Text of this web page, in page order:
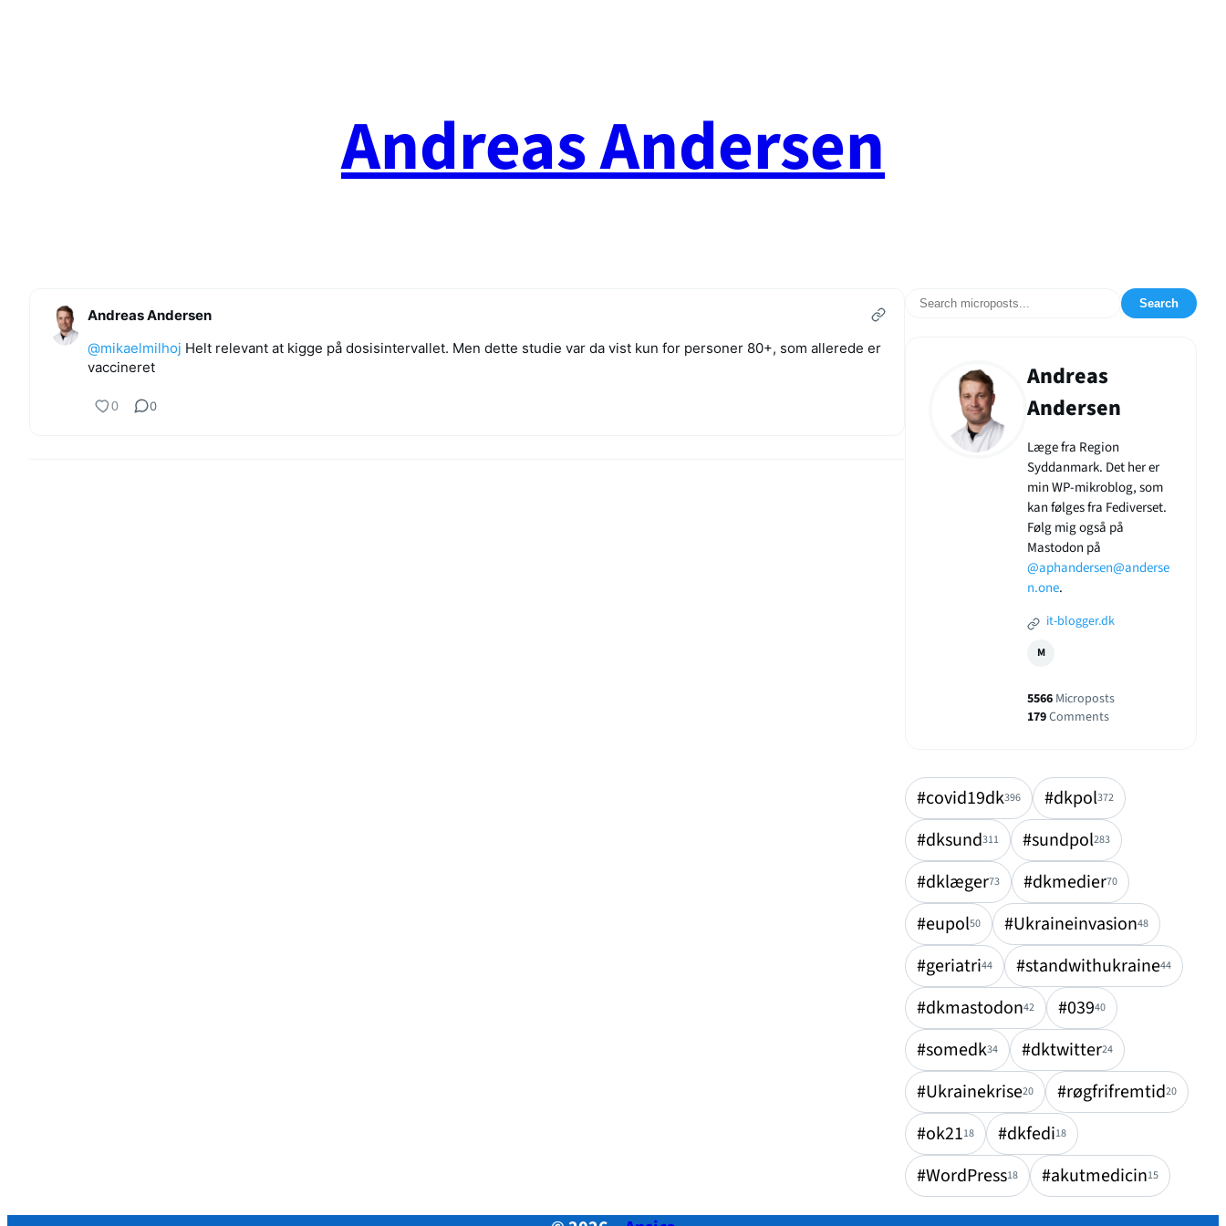
Andreas Andersen
Andreas Andersen
@mikaelmilhoj Helt relevant at kigge på dosisintervallet. Men dette studie var da vist kun for personer 80+, som allerede er
vaccineret
0 0
Search
Andreas
Andersen
Læge fra Region
Syddanmark. Det her er
min WP-mikroblog, som
kan følges fra Fediverset.
Følg mig også på
Mastodon på
@aphandersen@anderse
n.one.
it-blogger.dk
M
5566 Microposts
179Comments
#covid19dk396 #dkpol372
#dksund311 #sundpol283
#dklæger73 #dkmedier70
#eupol50 #Ukraineinvasion48
#geriatri44 #standwithukraine44
#dkmastodon42 #03940
#somedk34 #dktwitter24
#Ukrainekrise20 #røgfrifremtid20
#ok2118 #dkfedi18
#WordPress18 #akutmedicin15